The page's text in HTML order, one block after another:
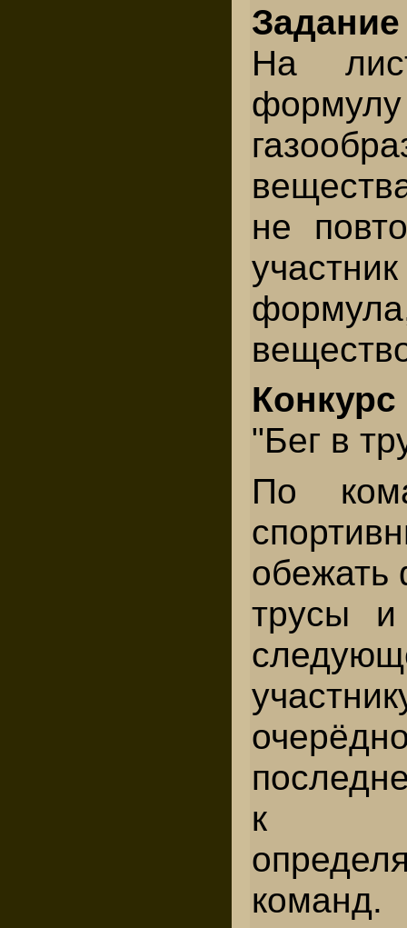
На
не
"Бег в
По
обежать
трусы и
к
команд.